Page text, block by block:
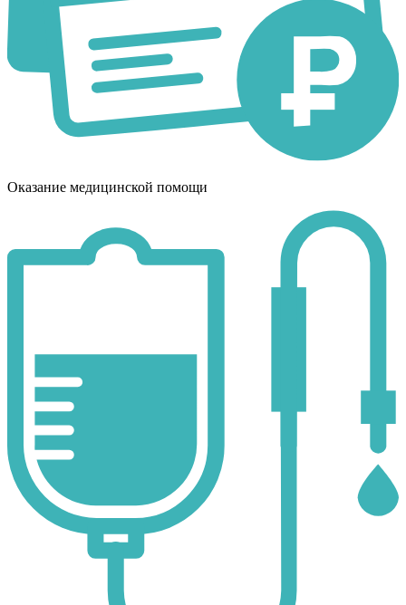
Оказание медицинской помощи